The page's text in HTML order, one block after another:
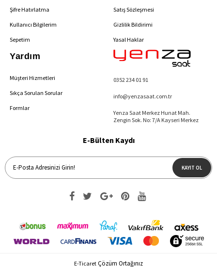
Şifre Hatırlatma
Kullanıcı Bilgilerim
Sepetim
Satış Sözleşmesi
Gizlilik Bildirimi
Yasal Haklar
Yardım
Müşteri Hizmetleri
Sıkça Sorulan Sorular
Formlar
0352 234 01 91
info@yenzasaat.com.tr
Yenza Saat Merkez Hunat Mah.
Zengin Sok. No: 7/A Kayseri Merkez
E-Bülten Kaydı
KAYIT OL
E-Ticaret Çözüm Ortağınız